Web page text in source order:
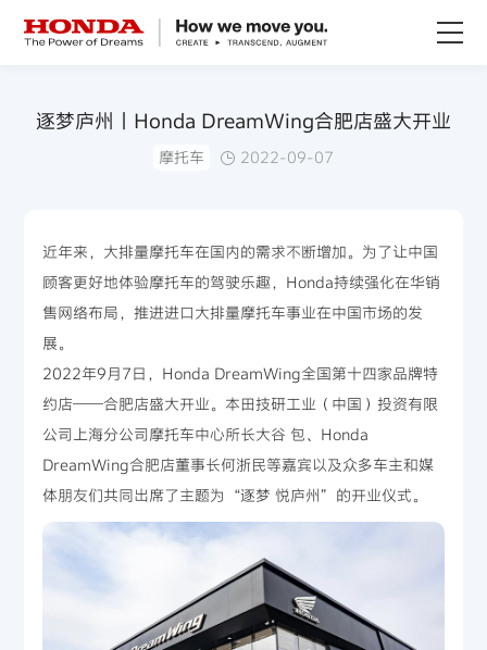
赛事运动
新闻资讯
逐梦庐州丨Honda DreamWing合肥店盛大开业
摩托车 2022-09-07
近年来，大排量摩托车在国内的需求不断增加。为了让中国
顾客更好地体验摩托车的驾驶乐趣，Honda持续强化在华销
售网络布局，推进进口大排量摩托车事业在中国市场的发
展。
2022年9月7日，Honda DreamWing全国第十四家品牌特
约店——合肥店盛大开业。本田技研工业（中国）投资有限
公司上海分公司摩托车中心所长大谷 包、Honda
DreamWing合肥店董事长何浙民等嘉宾以及众多车主和媒
体朋友们共同出席了主题为“逐梦 悦庐州”的开业仪式。